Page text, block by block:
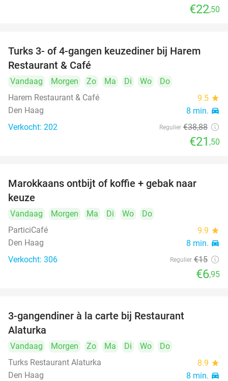
€22,50
45%
Turks 3- of 4-gangen keuzediner bij Harem
Restaurant & Café
Vandaag Morgen Zo Ma Di Wo
Do
Harem Restaurant & Café
9.5 star
Den Haag 8 min. directions_car
Verkocht: 202 Regulier €38,88
€21 ,50
Marokkaans ontbijt of koffie + gebak naar
keuze
Vandaag Morgen Ma Di Wo
Do
ParticiCafé
9.9 star
Den Haag 8 min. directions_car
Verkocht: 306 Regulier €15
€6,95
3-gangendiner à la carte bij Restaurant
Alaturka
Vandaag Morgen Zo Ma Di Wo
Do
Turks Restaurant Alaturka
8.9 star
Den Haag 8 min. directions_car